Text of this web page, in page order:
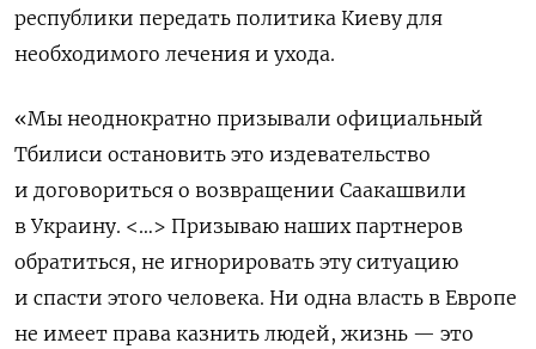
республики передать политика Киеву для
необходимого лечения и ухода.
«Мы неоднократно призывали официальный
Тбилиси остановить это издевательство
и договориться о возвращении Саакашвили
в Украину. <…> Призываю наших партнеров
обратиться, не игнорировать эту ситуацию
и спасти этого человека. Ни одна власть в Европе
не имеет права казнить людей, жизнь — это